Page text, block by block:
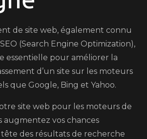
de site web, également connu
(Search Engine Optimization),
essentielle pour améliorer la
d’un site sur les moteurs
que Google, Bing et Yahoo.
site web pour les moteurs de
augmentez vos chances
tête des résultats de recherche